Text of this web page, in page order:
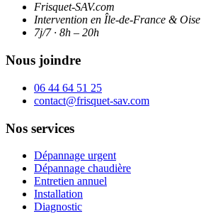
Frisquet-SAV.com
Intervention en Île-de-France & Oise
7j/7 · 8h – 20h
Nous joindre
06 44 64 51 25
contact@frisquet-sav.com
Nos services
Dépannage urgent
Dépannage chaudière
Entretien annuel
Installation
Diagnostic